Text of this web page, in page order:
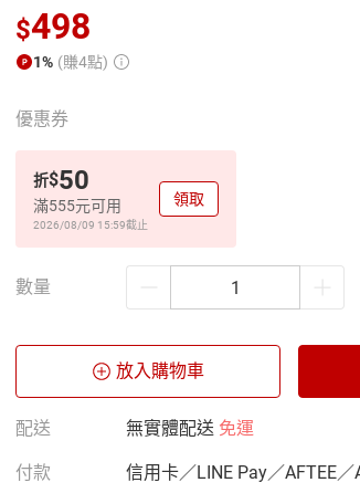
$498
1% (賺4點)
優惠券
折$50
滿555元可用
2026/08/09 15:59截止
領取
數量
放入購物車
配送 無實體配送 免運
付款 信用卡／LINE Pay／AFTEE／